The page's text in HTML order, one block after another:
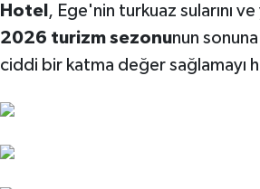
Hotel , Ege'nin turkuaz sularını
2026 turizm sezonunun
ciddi bir katma değer sağlamayı